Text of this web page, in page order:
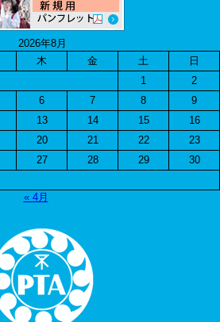
2026年8月
木 金 土
日
1
2
6 7 8
9
13 14 15
16
20 21 22
23
27 28 29
30
« 4月